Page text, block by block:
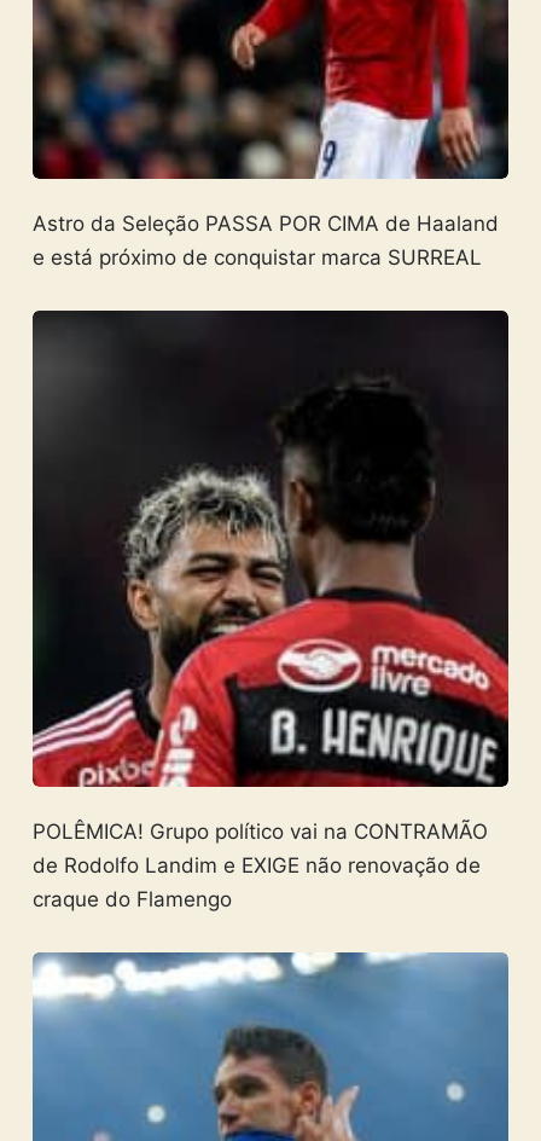
Astro da Seleção PASSA POR CIMA de Haaland
e está próximo de conquistar marca SURREAL
POLÊMICA! Grupo político vai na CONTRAMÃO
de Rodolfo Landim e EXIGE não renovação de
craque do Flamengo